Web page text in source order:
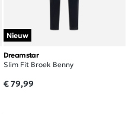
Nieuw
Dreamstar
Slim Fit Broek Benny
€ 79,99